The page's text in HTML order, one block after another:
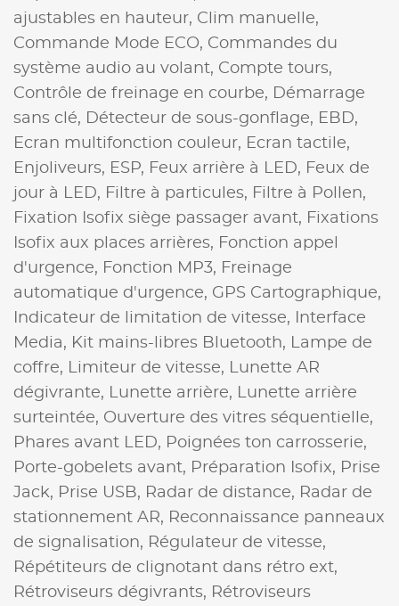
ajustables en hauteur, Clim manuelle,
Commande Mode ECO, Commandes du
système audio au volant, Compte tours,
Contrôle de freinage en courbe,
Démarrage
sans clé,
Détecteur de sous-gonflage, EBD,
Ecran multifonction couleur, Ecran tactile,
Enjoliveurs, ESP, Feux arrière à LED, Feux de
jour à LED, Filtre à particules, Filtre à Pollen,
Fixation Isofix siège passager avant, Fixations
Isofix aux places arrières, Fonction appel
d'urgence, Fonction MP3, Freinage
automatique d'urgence, GPS Cartographique,
Indicateur de limitation de vitesse,
Interface
Media, Kit mains-libres Bluetooth,
Lampe de
coffre,
Limiteur de vitesse,
Lunette AR
dégivrante,
Lunette arrière,
Lunette arrière
surteintée, Ouverture des vitres séquentielle,
Phares avant LED, Poignées ton carrosserie,
Porte-gobelets avant, Préparation Isofix, Prise
Jack, Prise USB, Radar de distance, Radar de
stationnement AR, Reconnaissance panneaux
de signalisation, Régulateur de vitesse,
Répétiteurs de clignotant dans rétro ext,
Rétroviseurs dégivrants, Rétroviseurs